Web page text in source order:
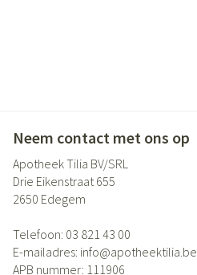
Neem contact met ons op
Apotheek Tilia BV/SRL
Drie Eikenstraat 655
2650 Edegem
Telefoon: 03 821 43 00
E-mailadres: info@apotheektilia.be
APB nummer: 111906